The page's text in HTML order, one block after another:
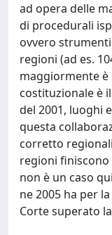
ad opera delle
di procedurali
ovvero
regioni (ad es.
maggiormente
costituzionale è
del 2001, luoghi
questa
corretto
regioni finiscono
non è un caso
ne 2005 ha per
Corte superato